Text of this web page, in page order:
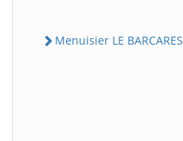
Menuisier LE BARCARES